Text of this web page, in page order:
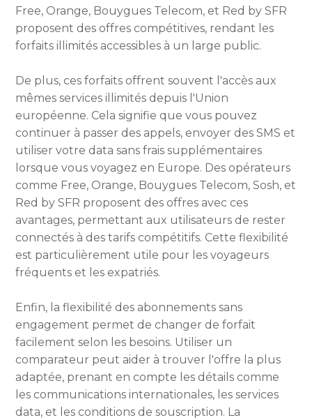
Free, Orange, Bouygues Telecom, et Red by SFR
proposent des offres compétitives, rendant les
forfaits illimités accessibles à un large public.
De plus, ces forfaits offrent souvent l'accès aux
mêmes services illimités depuis l'Union
européenne. Cela signifie que vous pouvez
continuer à passer des appels, envoyer des SMS et
utiliser votre data sans frais supplémentaires
lorsque vous voyagez en Europe. Des opérateurs
comme Free, Orange, Bouygues Telecom, Sosh, et
Red by SFR proposent des offres avec ces
avantages, permettant aux utilisateurs de rester
connectés à des tarifs compétitifs. Cette flexibilité
est particulièrement utile pour les voyageurs
fréquents et les expatriés.
Enfin, la flexibilité des abonnements sans
engagement permet de changer de forfait
facilement selon les besoins. Utiliser un
comparateur peut aider à trouver l'offre la plus
adaptée, prenant en compte les détails comme
les communications internationales, les services
data, et les conditions de souscription. La